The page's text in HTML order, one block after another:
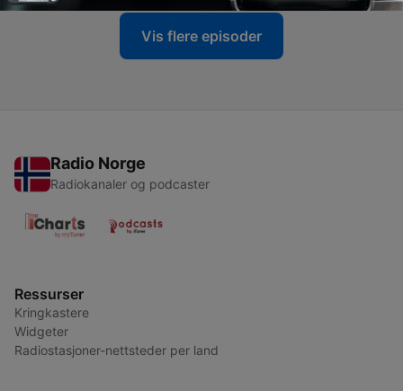
Vis flere episoder
Radio Norge
Radiokanaler og podcaster
Ressurser
Kringkastere
Widgeter
Radiostasjoner-nettsteder per land